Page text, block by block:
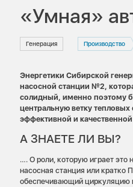
«Умная»
Генерация Производство
Энергетики Сибирской
насосной станции №2,
солидный, именно поэтому
центральную ветку
эффективной и
А ЗНАЕТЕ ЛИ ВЫ?
…. О роли, которую играет
насосная станция или кратко
обеспечивающий циркуляцию